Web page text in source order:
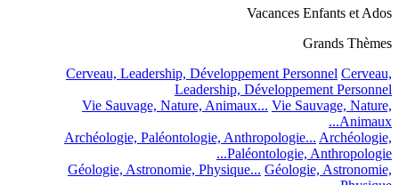
Vacances Enfants et Ados
Grands Thèmes
Cerveau, Leadership, Développement Personnel Cerveau,
Leadership, Développement Personnel
Vie Sauvage, Nature, Animaux... Vie Sauvage, Nature,
Animaux...
Archéologie, Paléontologie, Anthropologie... Archéologie,
Paléontologie, Anthropologie...
Géologie, Astronomie, Physique... Géologie, Astronomie,